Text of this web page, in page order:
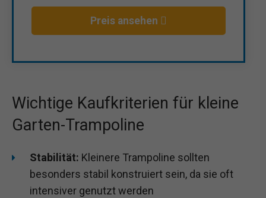
Preis ansehen
Wichtige Kaufkriterien für kleine
Garten-Trampoline
Stabilität: Kleinere Trampoline sollten
besonders stabil konstruiert sein, da sie oft
intensiver genutzt werden